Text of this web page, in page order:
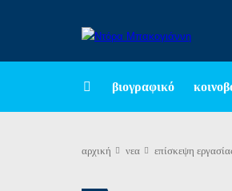
βιογραφικό
αρχική νεα επίσκεψη